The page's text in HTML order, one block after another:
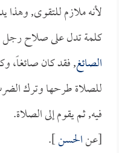
لأنه ملازم للتقوى, وهذا
كلمة تدل على صلاح رجل
الصائغ, فقد كان صائغاً،
للصلاة طرحها وترك
فيه, ثم يقوم إلى الصلاة.
[عنالحسن].